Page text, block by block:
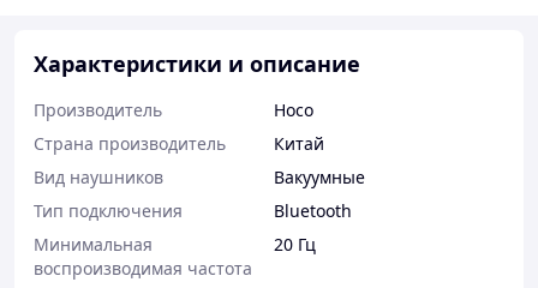
Характеристики и описание
Производитель
Hoco
Страна производитель
Китай
Вид наушников
Вакуумные
Тип подключения
Bluetooth
Минимальная
воспроизводимая частота
20 Гц